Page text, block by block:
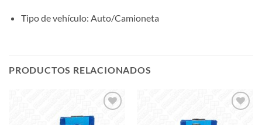
Tipo de vehículo: Auto/Camioneta
PRODUCTOS RELACIONADOS